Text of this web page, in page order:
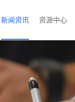
新闻资讯 资源中心